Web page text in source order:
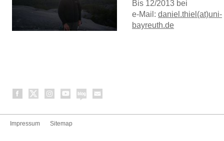
Bis 12/2013 bei
e-Mail: daniel.thiel(at)uni-
bayreuth.de
Impressum Sitemap